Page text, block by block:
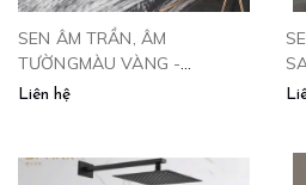
SEN ÂM TRẦN, ÂM
TƯỜNGMÀU VÀNG -
SAT4VP
Liên hệ